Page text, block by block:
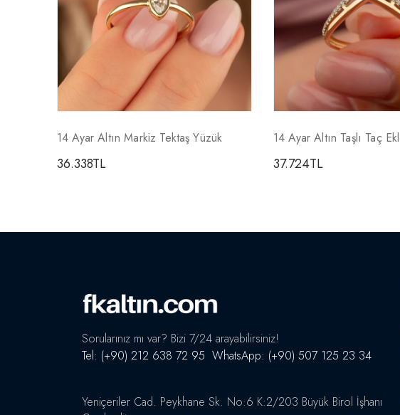
14 Ayar Altın Markiz Tektaş Yüzük
36.338TL
14 Ayar Altın Taşlı Taç
37.724TL
Sorularınız mı var? Bizi 7/24 arayabilirsiniz!
Tel: (+90) 212 638 72 95 WhatsApp: (+90) 507 125 23 34
Yeniçeriler Cad. Peykhane Sk. No:6 K:2/203 Büyük Birol İşhanı